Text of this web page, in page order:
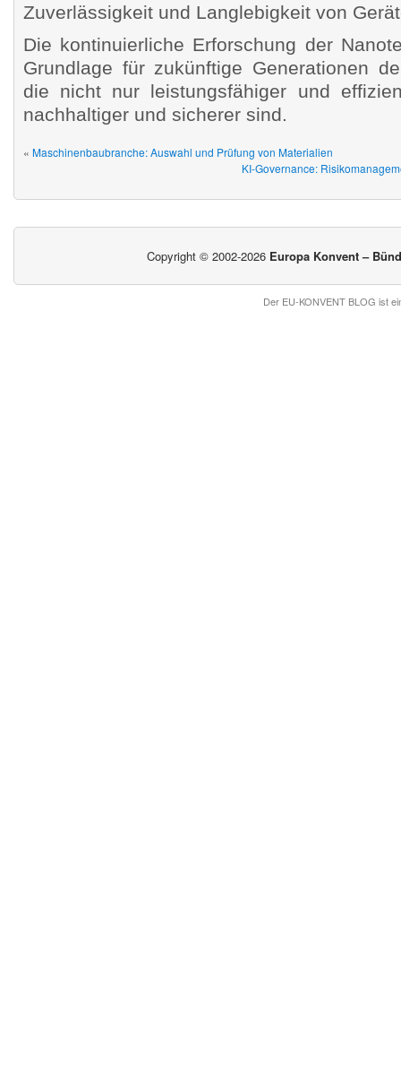
Zuverlässigkeit und Langlebigkeit von
Die kontinuierliche Erforschung der
Grundlage für zukünftige Generationen
die nicht nur leistungsfähiger und
nachhaltiger und sicherer sind.
« Maschinenbaubranche: Auswahl und Prüfung von Materialien
KI-Governance:
Copyright © 2002-2026 Europa Konvent –
Der EU-KONVENT BLOG ist